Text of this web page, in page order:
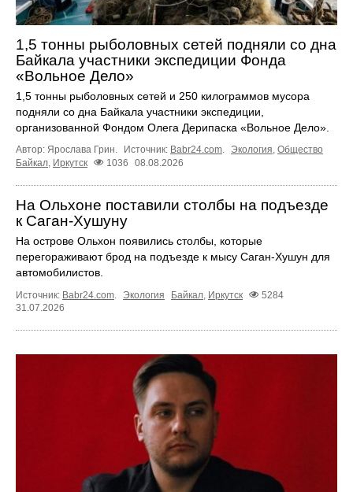
1,5 тонны рыболовных сетей подняли со дна
Байкала участники экспедиции Фонда
«Вольное Дело»
1,5 тонны рыболовных сетей и 250 килограммов мусора
подняли со дна Байкала участники экспедиции,
организованной Фондом Олега Дерипаска «Вольное Дело».
Автор: Ярослава Грин. Источник: Babr24.com. Экология, Общество
Байкал, Иркутск 1036 08.08.2026
На Ольхоне поставили столбы на подъезде
к Саган-Хушуну
На острове Ольхон появились столбы, которые
перегораживают брод на подъезде к мысу Саган-Хушун для
автомобилистов.
Источник: Babr24.com. Экология Байкал, Иркутск
5284
31.07.2026